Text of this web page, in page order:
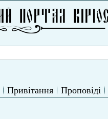
Привітання Проповіді